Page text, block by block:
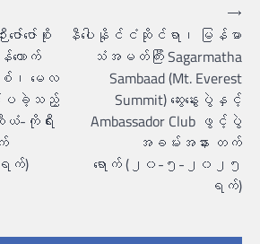
ာ်ဇော်စိုး
ောက်
၊ မေလ
ပခဲ့သည့်
ယံ-ကိုရီး
က်)
နီပေါနိုင်ငံဆိုင်ရာ၊ မြန်မာ
သံအမတ်ကြီး Sagarmatha
Sambaad (Mt. Everest
Summit) ဆွေးနွေးပွဲနှင့်
Ambassador Club ဖွင့်ပွဲ
အခမ်းအနား တက်
ရောက် (၂၀-၅-၂၀၂၅
ရက်)
⟶